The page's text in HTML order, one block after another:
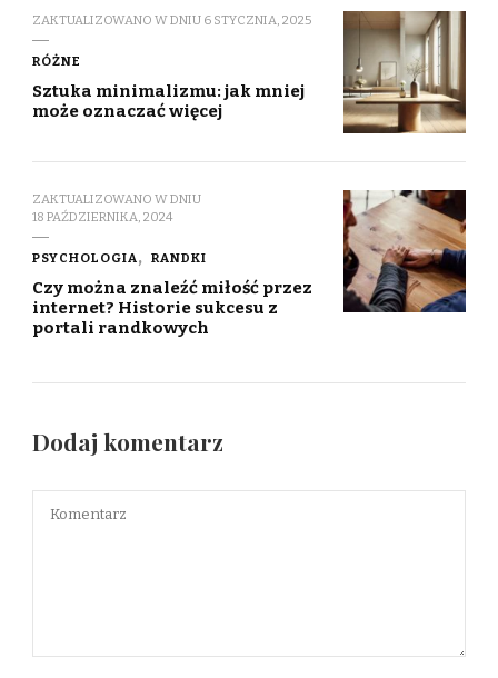
ZAKTUALIZOWANO W DNIU 6 STYCZNIA, 2025
RÓŻNE
Sztuka minimalizmu: jak mniej
może oznaczać więcej
ZAKTUALIZOWANO W DNIU
18 PAŹDZIERNIKA, 2024
PSYCHOLOGIA RANDKI
Czy można znaleźć miłość przez
internet? Historie sukcesu z
portali randkowych
Dodaj komentarz